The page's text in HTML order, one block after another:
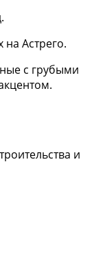
Астрего.
с грубыми
и